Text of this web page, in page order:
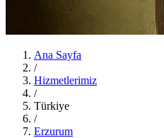
Ana Sayfa
/
Hizmetlerimiz
/
Türkiye
/
Erzurum